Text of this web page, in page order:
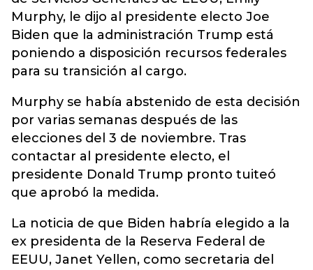
Murphy, le dijo al presidente electo Joe
Biden que la administración Trump está
poniendo a disposición recursos federales
para su transición al cargo.
Murphy se había abstenido de esta decisión
por varias semanas después de las
elecciones del 3 de noviembre. Tras
contactar al presidente electo, el
presidente Donald Trump pronto tuiteó
que aprobó la medida.
La noticia de que Biden habría elegido a la
ex presidenta de la Reserva Federal de
EEUU, Janet Yellen, como secretaria del